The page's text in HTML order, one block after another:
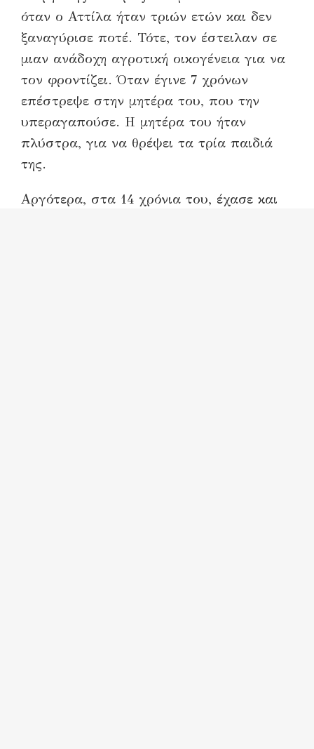
όταν ο Αττίλα ήταν τριών ετών και δεν
ξαναγύρισε ποτέ. Τότε, τον έστειλαν σε
μιαν ανάδοχη αγροτική οικογένεια για να
τον φροντίζει. Όταν έγινε 7 χρόνων
επέστρεψε στην μητέρα του, που την
υπεραγαπούσε. Η μητέρα του ήταν
πλύστρα, για να θρέψει τα τρία παιδιά
της.
Αργότερα, στα 14 χρόνια του, έχασε και